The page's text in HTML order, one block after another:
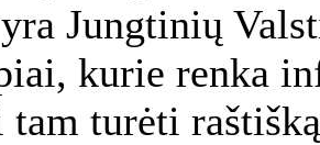
Jungtinių
kurie renka
turėti